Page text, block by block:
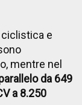
ciclistica e
mentre nel
da 649
a 8.250